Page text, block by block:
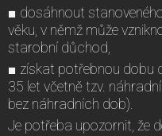
■ dosáhnout
věku, v němž může
starobní důchod,
■ získat potřebnou dobu
35 let včetně tzv.
bez náhradních dob).
Je potřeba upozornit, že